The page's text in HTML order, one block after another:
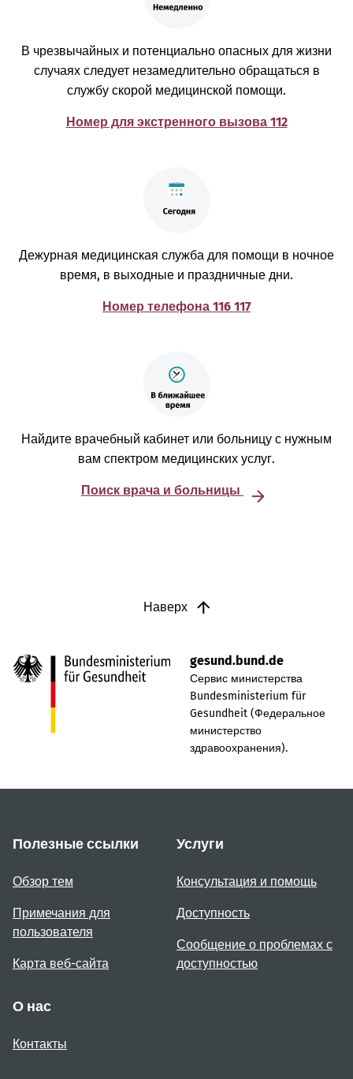
В чрезвычайных и потенциально опасных для жизни
случаях следует незамедлительно обращаться в
службу скорой медицинской помощи.
Номер для экстренного вызова 112
Дежурная медицинская служба для помощи в ночное
время, в выходные и праздничные дни.
Номер телефона 116 117
Найдите врачебный кабинет или больницу с нужным
вам спектром медицинских услуг.
Поиск врача и больницы
Наверх
gesund.bund.de
Сервис министерства
Bundesministerium für
Gesundheit (Федеральное
министерство
здравоохранения).
Полезные ссылки
Обзор тем
Примечания для
пользователя
Карта веб-сайта
Услуги
Консультация и помощь
Доступность
Сообщение о проблемах с
доступностью
О нас
Контакты